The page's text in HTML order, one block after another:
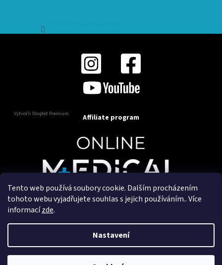
Tento web používá soubory cookie. Dalším procházením
tohoto webu vyjadřujete souhlas s jejich používáním.. Více
informacízde.
Nastavení
Vytvořil Shoptet Premium Affiliate program
Copyright 2025OnlineMedical.cz. Všechna práva
Vytvořil a marketingově zajišťuje